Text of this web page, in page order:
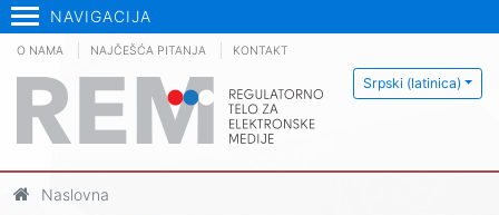
NAVIGACIJA
Srpski (latinica)
O NAMA NAJČEŠĆA PITANJA KONTAKT
Naslovna